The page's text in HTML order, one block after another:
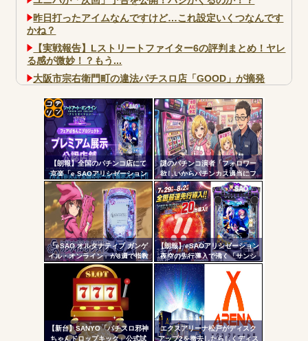
昨日打ったアイムなんですけど…これ設定いくつなんです
かね？
【実戦報告】Lストリートファイター6の評判まとめ！ヤレ
る感が微妙！？もう...
大阪市宗右衛門町の違法パチスロ店「GOOD」が摘発
パチンコで人気のないキャラを青色担当にするのやめろや
ワイ、パチンコ屋店員の目の前で会員カードを握り潰し
「今までありがとう」と...
無職のパチンコカス(22)なんやが、ワイの人生どれくらい
ヤバいか教えて？...
AngelBeats!とかいうクソアニメの思い出ｗｗｗ
Powered by livedoor 相互RSS
【朗報】全国のパチンコ店にて
京楽「e SAOアリシゼーション
夜空」のデモ機プレミアム展示
が始まる！SAOファンは急
げ！！！
謎のパチンコ演者「フォロワー
欲しいからパチンカス適当にフ
ォローしよう」「フォロー返し
て来ないやつリムろ」←これで
何回もフォローしてくるのウザ
がられてますよ
「eSAO オルタナティブ ガンゲ
イル・オンライン」が8週で指数
割れ
【朗報】eSAOアリシゼーション
夜空の先行導入で沸く「サンシ
ャインKYORAKU平針」2日連続
で総差枚10万枚超えの祭りを開
催中ｗｗｗｗ
【新台】SANYO「パチスロ邪神
ちゃんドロップキック」公式試
エクスアリーナ松戸がディスク
アップ2を撤去したらしくディス
コテ
リン
- 固
定リ
ンク
自動
更新
ツー